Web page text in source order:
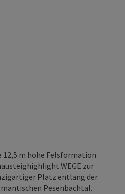
12,5 m hohe Felsformation.
WEGE zur
Platz entlang der
Pesenbachtal.